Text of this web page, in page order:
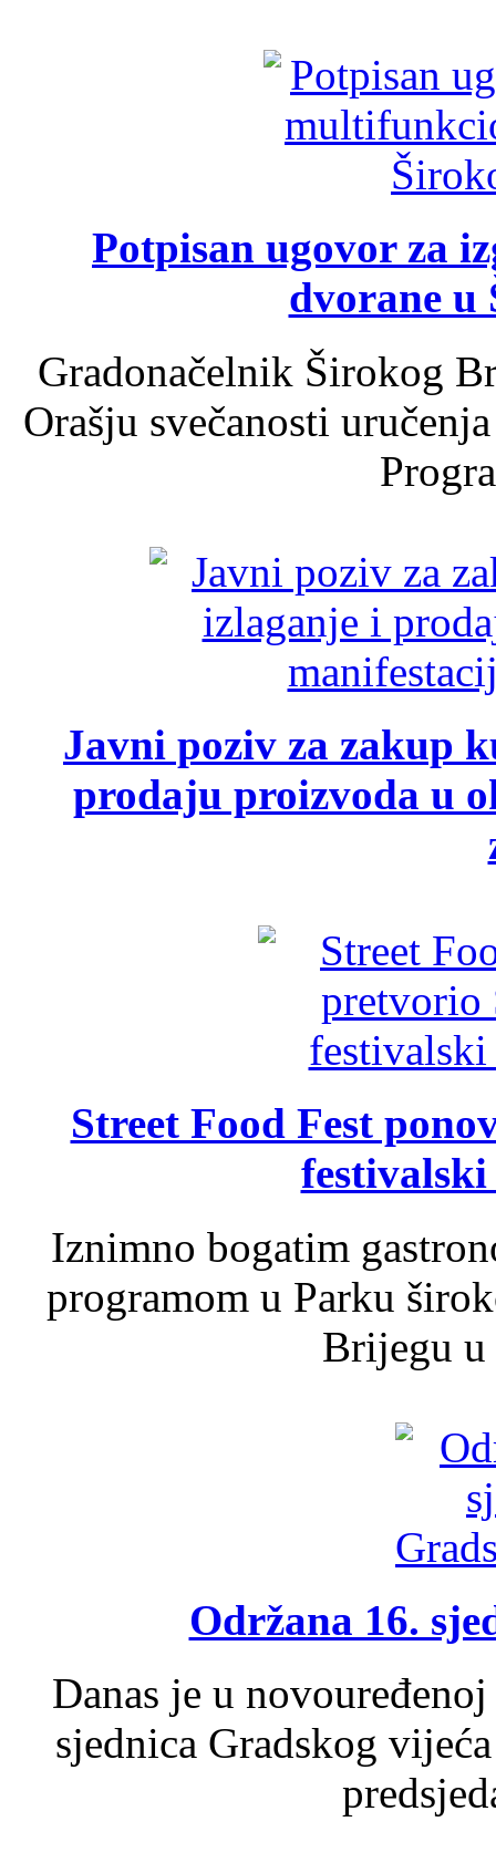
Potpisan ugovor za
dvorane u
Gradonačelnik Širokog
Orašju svečanosti
Javni poziv za zakup
prodaju proizvoda u
Street Food Fest
Iznimno bogatim
programom u Parku
Brijegu u
Održana 16.
Danas je u
sjednica Gradskog